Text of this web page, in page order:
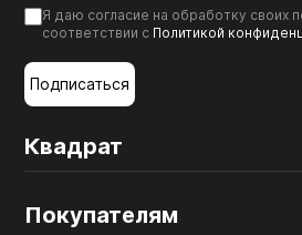
Квадрат
Покупателям
Я даю согласие на обработку своих
соответствии с Политикой
Подписаться